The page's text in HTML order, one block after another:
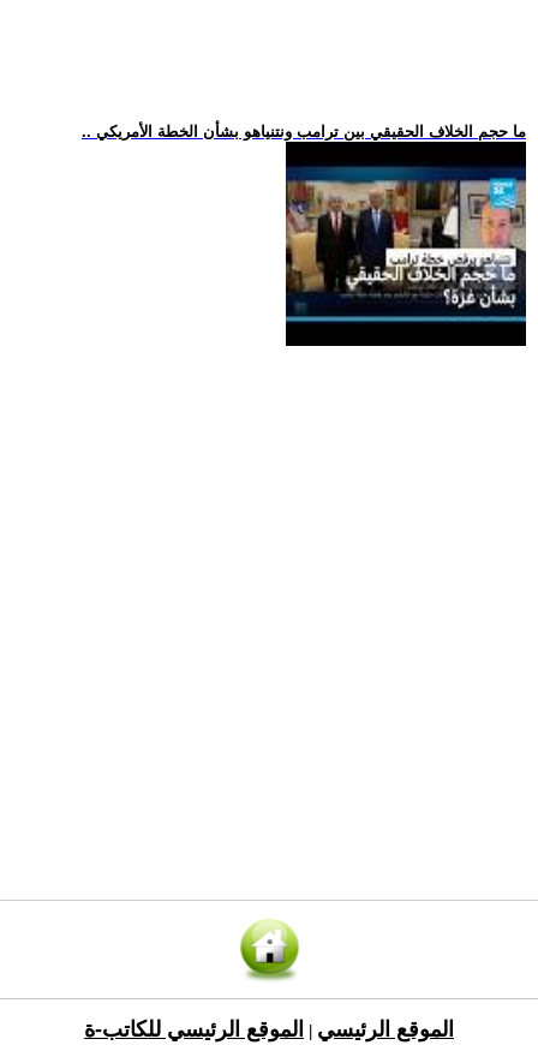
.. ما حجم الخلاف الحقيقي بين ترامب ونتنياهو بشأن الخطة الأمريكي
الموقع الرئيسي الموقع الرئيسي للكاتب-ة